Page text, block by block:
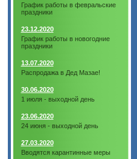
График работы в февральские
праздники
23.12.2020
График работы в новогодние
праздники
13.07.2020
Распродажа в Дед Мазае!
30.06.2020
1 июля - выходной день
23.06.2020
24 июня - выходной день
27.03.2020
Вводятся карантинные меры